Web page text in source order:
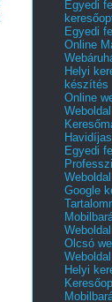
Egyedi
Egyedi
Online
Helyi
készítés
Online
Egyedi
Google
Olcsó
Helyi